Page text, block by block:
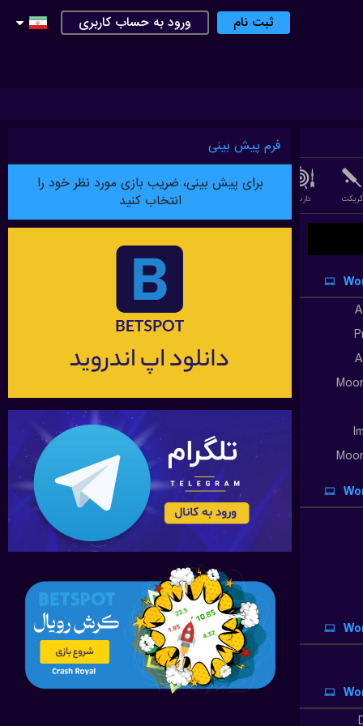
ثبت نام ورود به حساب کاربری
کریکت دارت فوتسال بدمینتون
فرم پیش بینی
برای پیش بینی، ضریب بازی مورد نظر خود را
انتخاب کنید